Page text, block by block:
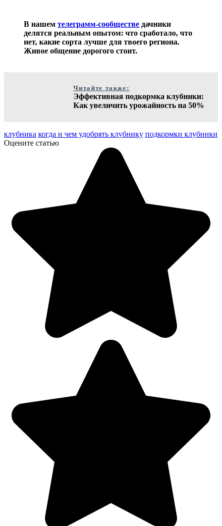
В нашем телеграмм-сообществе дачники
делятся реальным опытом: что сработало, что
нет, какие сорта лучше для твоего региона.
Живое общение дорогого стоит.
Читайте также:
Эффективная подкормка клубники:
Как увеличить урожайность на 50%
клубника когда и чем удобрять клубнику подкормки клубники
Оцените статью